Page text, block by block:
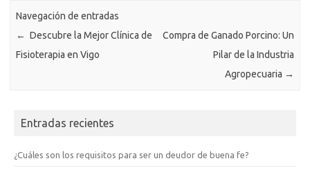
Navegación de entradas
← Descubre la Mejor Clínica de
Fisioterapia en Vigo
Compra de Ganado Porcino: Un
Pilar de la Industria
Agropecuaria →
Entradas recientes
¿Cuáles son los requisitos para ser un deudor de buena fe?